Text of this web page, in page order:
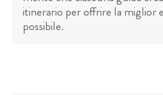
itinerario per offrire la miglior
possibile.